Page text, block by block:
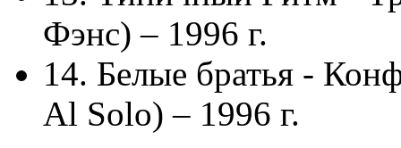
Фэнс) – 1996 г.
14. Белые братья -
Al Solo) – 1996 г.